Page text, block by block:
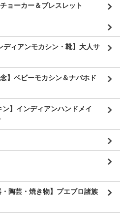
ョーカー＆ブレスレット
ィアンモカシン・靴】大人サ
】ベビーモカシン＆ナバホド
】インディアンハンドメイ
陶芸・焼き物】プエブロ諸族